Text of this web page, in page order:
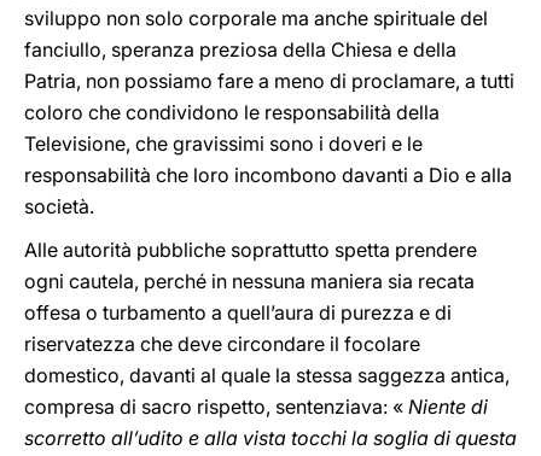
sviluppo non solo corporale ma anche spirituale del
fanciullo, speranza preziosa della Chiesa e della
Patria, non possiamo fare a meno di proclamare, a tutti
coloro che condividono le responsabilità della
Televisione, che gravissimi sono i doveri e le
responsabilità che loro incombono davanti a Dio e alla
società.
Alle autorità pubbliche soprattutto spetta prendere
ogni cautela, perché in nessuna maniera sia recata
offesa o turbamento a quell’aura di purezza e di
riservatezza che deve circondare il focolare
domestico, davanti al quale la stessa saggezza antica,
compresa di sacro rispetto, sentenziava: « Niente di
scorretto all’udito e alla vista tocchi la soglia di questa